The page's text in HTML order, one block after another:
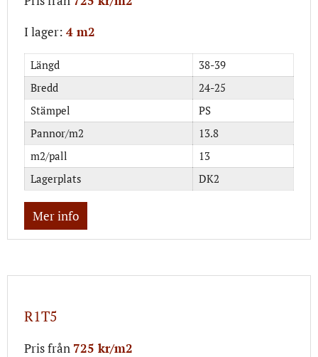
I lager: 4 m2
Längd
38-39
Bredd
24-25
Stämpel
PS
Pannor/m2
13.8
m2/pall
13
Lagerplats
DK2
Mer info
R1T5
Pris från 725 kr/m2